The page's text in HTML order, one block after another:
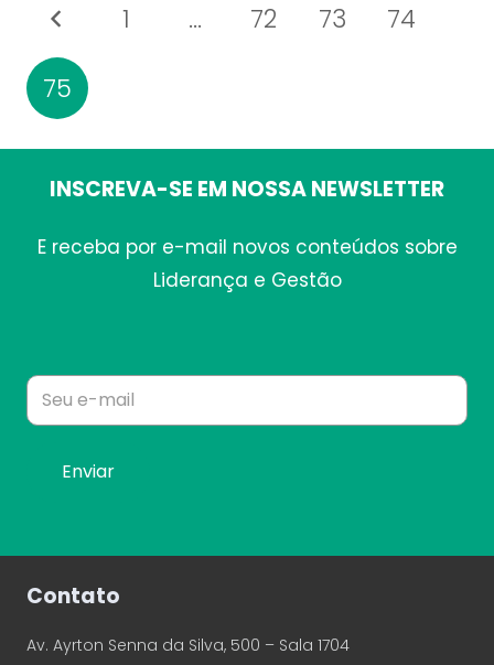
1 … 72 73
74
75
INSCREVA-SE EM NOSSA NEWSLETTER
E receba por e-mail novos conteúdos sobre
Liderança e Gestão
Contato
Av. Ayrton Senna da Silva, 500 – Sala 1704